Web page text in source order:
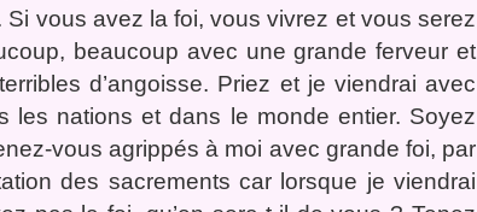
vous avez la foi, vous vivrez et vous serez
beaucoup avec une grande ferveur et
d’angoisse. Priez et je viendrai avec
nations et dans le monde entier. Soyez
vous agrippés à moi avec grande foi, par
des sacrements car lorsque je viendrai